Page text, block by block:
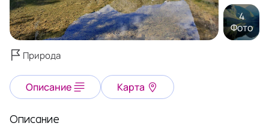
4
Фото
Природа
Описание Карта
Описание